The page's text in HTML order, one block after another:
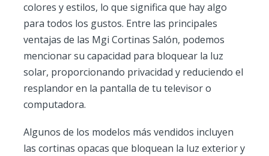
colores y estilos, lo que significa que hay algo
para todos los gustos. Entre las principales
ventajas de las Mgi Cortinas Salón, podemos
mencionar su capacidad para bloquear la luz
solar, proporcionando privacidad y reduciendo el
resplandor en la pantalla de tu televisor o
computadora.
Algunos de los modelos más vendidos incluyen
las cortinas opacas que bloquean la luz exterior y